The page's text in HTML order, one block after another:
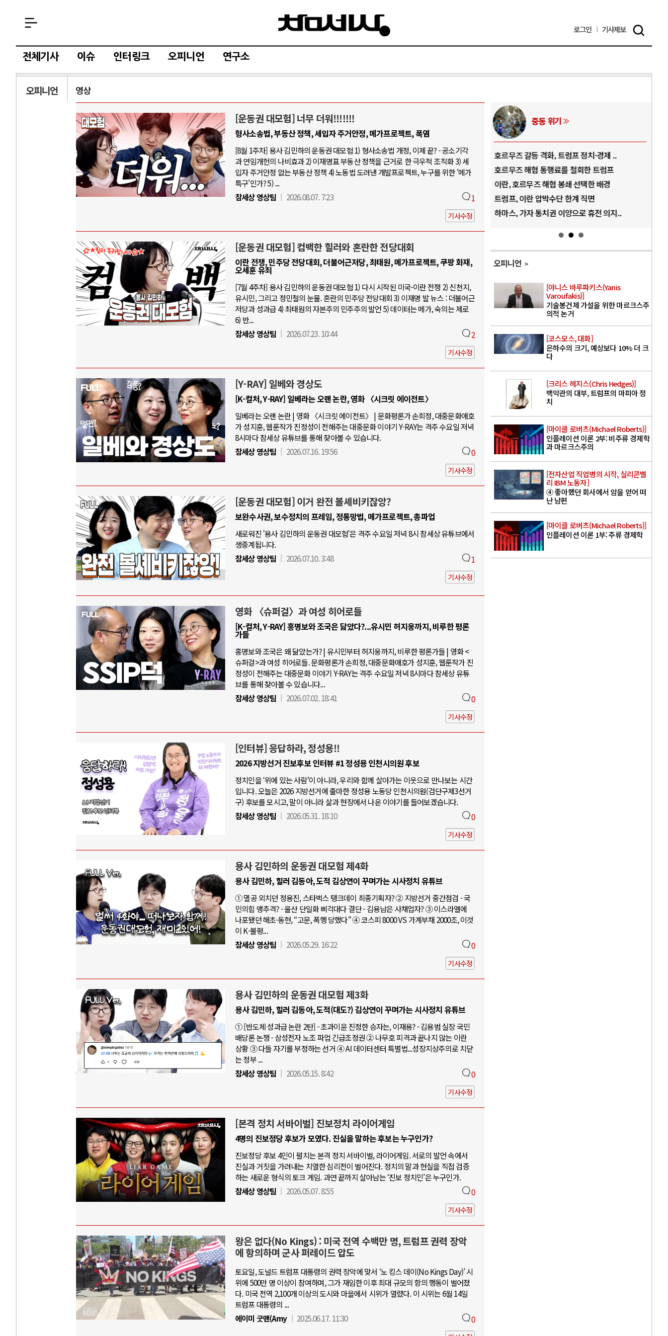
로그인 기사제보
전체기사 이슈 인터링크 오피니언 연구소
오피니언 영상
[운동권 대모험] 너무 더워!!!!!!!
형사소송법, 부동산 정책, 세입자 주거안정, 메가프로젝트, 폭염
[8월 1주차] 용사 김민하의 운동권 대모험 1) 형사소송법 개정, 이제 끝? - 공소기각
과 연임개헌의 나비효과 2) 이재명표 부동산 정책을 근거로 한 극우적 조직화 3) 세
입자 주거안정 없는 부동산 정책 4) 노동법 도려낸 개발프로젝트, 누구를 위한 '메가
특구'인가? 5) ...
참세상 영상팀
2026.08.07. 7:23 1
기사수정
[운동권 대모험] 컴백한 힐러와 혼란한 전당대회
이란 전쟁, 민주당 전당대회, 더불어근저당, 최태원, 메가프로젝트, 쿠팡 화재,
오세훈 유죄
[7월 4주차] 용사 김민하의 운동권 대모험 1) 다시 시작된 미국-이란 전쟁 2) 신천지,
유시민, 그리고 정민철의 눈물. 혼란의 민주당 전당대회 3) 이재명 발 뉴스 : 더불어근
저당과 성과급 4) 최태원의 자본주의 민주주의 발언 5) 데이터는 메가, 숙의는 제로
6) 반...
참세상 영상팀
2026.07.23. 10:44 2
기사수정
[Y-RAY] 일베와 경상도
[K-컬처, Y-RAY] 일베라는 오랜 논란, 영화 〈시크릿 에이전트〉
일베라는 오랜 논란 | 영화 〈시크릿 에이전트〉 | 문화평론가 손희정, 대중문화애호
가 성지훈, 웹툰작가 진정성이 전해주는 대중문화 이야기 Y-RAY는 격주 수요일 저녁
8시마다 참세상 유튜브를 통해 찾아볼 수 있습니다.
참세상 영상팀
2026.07.16. 19:56 0
기사수정
[운동권 대모험] 이거 완전 볼셰비키잖앙?
보완수사권, 보수정치의 프레임, 정통망법, 메가프로젝트, 총파업
새로워진 '용사 김민하의 운동권 대모험'은 격주 수요일 저녁 8시 참세상 유튜브에서
생중계됩니다.
참세상 영상팀
2026.07.10. 3:48 1
기사수정
영화 〈슈퍼걸〉과 여성 히어로들
[K-컬처, Y-RAY] 홍명보와 조국은 닮았다?...유시민 허지웅까지, 비루한 평론
가들
홍명보와 조국은 왜 닮았는가? | 유시민부터 허지웅까지, 비루한 평론가들 | 영화 <
슈퍼걸>과 여성 히어로들. 문화평론가 손희정, 대중문화애호가 성지훈, 웹툰작가 진
정성이 전해주는 대중문화 이야기 Y-RAY는 격주 수요일 저녁 8시마다 참세상 유튜
브를 통해 찾아볼 수 있습니다...
참세상 영상팀
2026.07.02. 18:41 0
기사수정
[인터뷰] 응답하라, 정성용!!
2026 지방선거 진보후보 인터뷰 #1 정성용 인천시의원 후보
정치인을 ‘위에 있는 사람’이 아니라, 우리와 함께 살아가는 이웃으로 만나보는 시간
입니다. 오늘은 2026 지방선거에 출마한 정성용 노동당 인천시의원(검단구제3선거
구) 후보를 모시고, 말이 아니라 삶과 현장에서 나온 이야기를 들어보겠습니다.
참세상 영상팀
2026.05.31. 18:10 0
기사수정
용사 김민하의 운동권 대모험 제4화
용사 김민하, 힐러 김동아, 도적 김상연이 꾸며가는 시사정치 유튜브
① 멸공 외치던 정용진, 스타벅스 탱크데이 최종기획자? ② 지방선거 중간점검 - 국
민의힘 맹추격? - 울산 단일화 삐걱대다 결단 - 김용남은 사채업자? ③ 이스라엘에
나포됐던 해초·동현, “고문, 폭행 당했다” ④ 코스피 8000 VS 가계부채 2000조, 이것
이 K-불평...
참세상 영상팀
2026.05.29. 16:22 0
기사수정
용사 김민하의 운동권 대모험 제3화
용사 김민하, 힐러 김동아, 도적(대도?) 김상연이 꾸며가는 시사정치 유튜브
① [반도체 성과급 논란 2탄] - 초과이윤 진정한 승자는, 이재용? - 김용범 실장 국민
배당론 논쟁 - 삼성전자 노조 파업 긴급조정권 ② 나무호 피격과 끝나지 않는 이란
상황 ③ 다들 자기를 부정하는 선거 ④ AI 데이터센터 특별법...성장지상주의로 치닫
는 정부 ...
참세상 영상팀
2026.05.15. 8:42 0
기사수정
[본격 정치 서바이벌] 진보정치 라이어게임
4명의 진보정당 후보가 모였다. 진실을 말하는 후보는 누구인가?
진보정당 후보 4인이 펼치는 본격 정치 서바이벌, 라이어게임. 서로의 발언 속에서
진실과 거짓을 가려내는 치열한 심리전이 벌어진다. 정치의 말과 현실을 직접 검증
하는 새로운 형식의 토크 게임. 과연 끝까지 살아남는 ‘진보 정치인’은 누구인가.
참세상 영상팀
2026.05.07. 8:55 0
기사수정
왕은 없다(No Kings) : 미국 전역 수백만 명, 트럼프 권력 장악
에 항의하며 군사 퍼레이드 압도
토요일, 도널드 트럼프 대통령의 권력 장악에 맞서 ‘노 킹스 데이(No Kings Day)’ 시
위에 500만 명 이상이 참여하며, 그가 재임한 이후 최대 규모의 항의 행동이 벌어졌
다. 미국 전역 2,100개 이상의 도시와 마을에서 시위가 열렸다. 이 시위는 6월 14일
트럼프 대통령의 ...
에이미 굿맨(Amy
2025.06.17. 11:30 0
AI와 인간
중국 AI, 저가 공세로 글로벌 토큰 시..
AI 국부펀드 구상 놓고 미국 진보진영 ..
AI 데이터센터 반대 투쟁은 새로운 글로..
AI의 숨은 환경 비용: 데이터센터 확산..
전쟁의 추상화: 우크라이나, 대리전의 역..
EU·우크라이나 드론 협력 직후, 러시아..
우크라이나, 덴마크, 에스토니아, 네덜란..
러·우크라, 대규모 공습 주고받아…민간 ..
중동 위기
호르무즈 갈등 격화, 트럼프 정치·경제 ..
호르무즈 해협 통행료를 철회한 트럼프
이란, 호르무즈 해협 봉쇄 선택한 배경
트럼프, 이란 압박수단 한계 직면
하마스, 가자 통치권 이양으로 휴전 의지..
오피니언
[야니스 바루파키스(Yanis
Varoufakis)]
기술봉건제 가설을 위한 마르크스주
의적 논거
[코스모스, 대화]
은하수의 크기, 예상보다 10% 더 크
다
[크리스 헤지스(Chris Hedges)]
백악관의 대부, 트럼프의 마피아 정
치
[마이클 로버츠(Michael Roberts)]
인플레이션 이론 2부: 비주류 경제학
과 마르크스주의
[전자산업 직업병의 시작, 실리콘밸
리 IBM 노동자]
④ 좋아했던 회사에서 암을 얻어 떠
난 남편
[마이클 로버츠(Michael Roberts)]
인플레이션 이론 1부: 주류 경제학